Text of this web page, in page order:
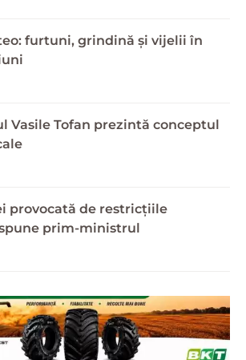
furtuni, grindină și vijelii în
Vasile Tofan prezintă conceptul
provocată de restricțiile
prim-ministrul